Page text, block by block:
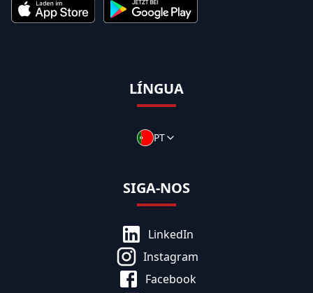
LÍNGUA
PT
SIGA-NOS
LinkedIn
Instagram
Facebook